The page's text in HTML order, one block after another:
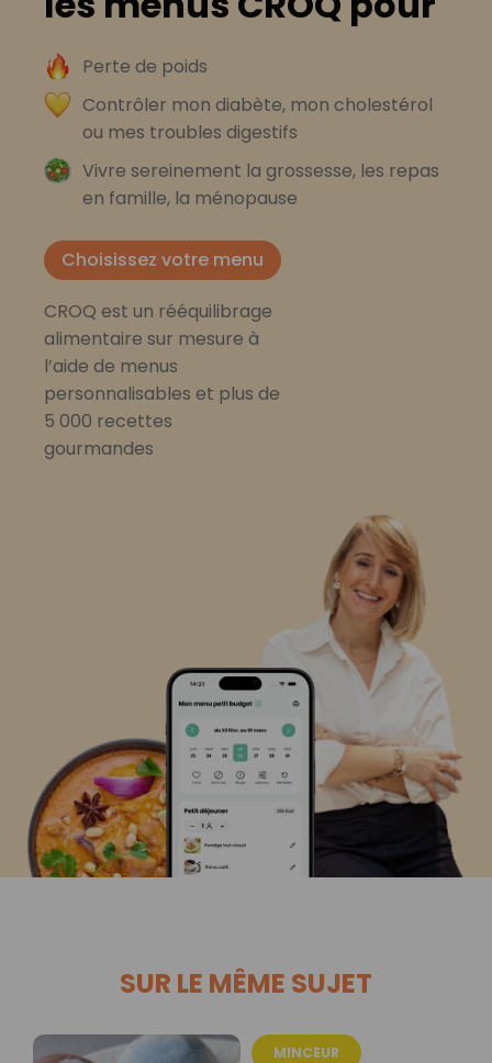
Perte de poids
Contrôler mon diabète, mon cholestérol
ou mes troubles digestifs
Vivre sereinement la grossesse, les repas
en famille, la ménopause
Choisissez votre menu
CROQ est un rééquilibrage
alimentaire sur mesure à
l’aide de menus
personnalisables et plus de
5 000 recettes
gourmandes
SUR LE MÊME SUJET
MINCEUR